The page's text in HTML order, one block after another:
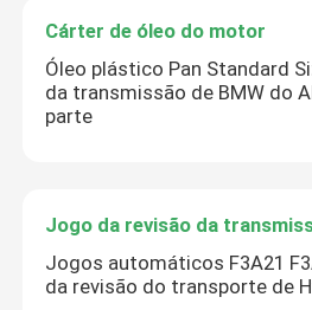
Cárter de óleo do motor
Óleo plástico Pan Standard
da transmissão de BMW do
parte
Jogo da revisão da
Jogos automáticos F3A21
da revisão do transporte de